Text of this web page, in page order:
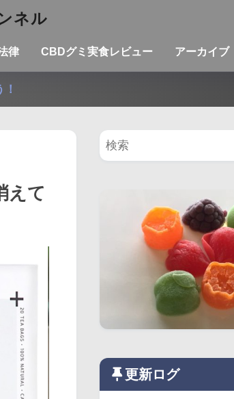
ネル
律 CBDグミ実食レビュー アーカイブ
えて
更新ログ